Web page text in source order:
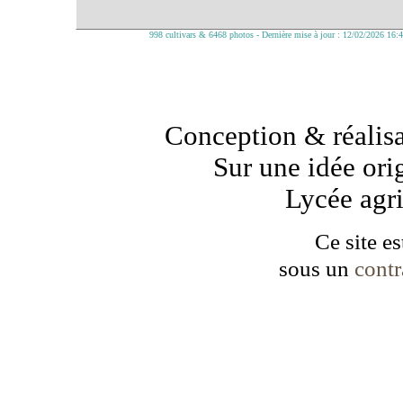
998 cultivars & 6468 photos - Dernière mise à jour : 12/02/2026
Conception &
Sur une idée
Lycée
Ce site
sous un